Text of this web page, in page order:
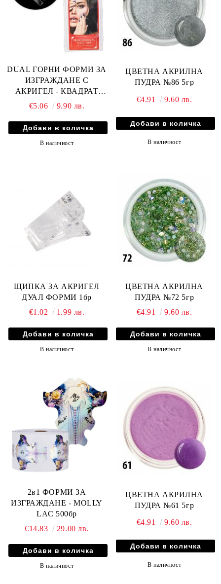
DUAL ГОРНИ ФОРМИ ЗА
ИЗГРАЖДАНЕ С
АКРИГЕЛ - КВАДРАТ
100бр
€5.06 9.90 лв.
В наличност
ЦВЕТНА АКРИЛНА
ПУДРА №86 5гр
€4.91 9.60 лв.
В наличност
ЩИПКА ЗА АКРИГЕЛ
ДУАЛ ФОРМИ 1бр
€1.02
1.99 лв.
В наличност
ЦВЕТНА АКРИЛНА
ПУДРА №72 5гр
€4.91
9.60 лв.
В наличност
2в1 ФОРМИ ЗА
ИЗГРАЖДАНЕ - MOLLY
LAC 500бр
€14.83
29.00 лв.
В наличност
ЦВЕТНА АКРИЛНА
ПУДРА №61 5гр
€4.91 9.60 лв.
В наличност